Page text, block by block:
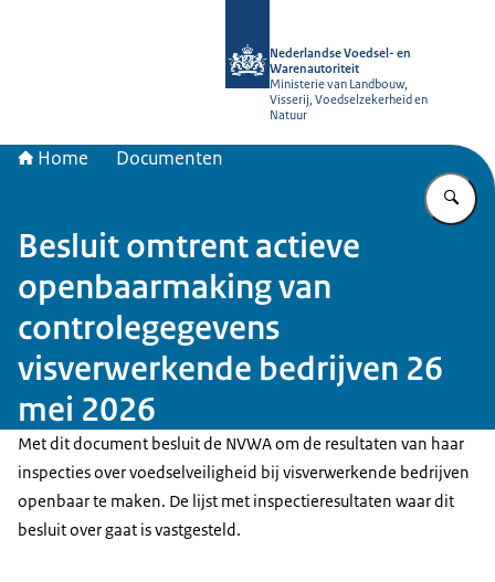
Nederlandse Voedsel- en
Warenautoriteit
Ministerie van Landbouw,
Visserij, Voedselzekerheid en
Natuur
Home Documenten
Besluit omtrent actieve
openbaarmaking van
controlegegevens
visverwerkende bedrijven 26
mei 2026
Met dit document besluit de NVWA om de resultaten van haar
inspecties over voedselveiligheid bij visverwerkende bedrijven
openbaar te maken. De lijst met inspectieresultaten waar dit
besluit over gaat is vastgesteld.